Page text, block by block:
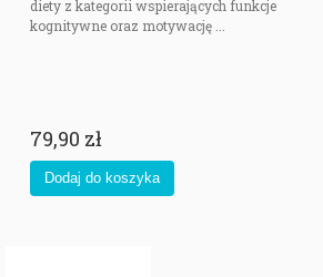
diety z kategorii wspierających funkcje
kognitywne oraz motywację ...
79,90 zł